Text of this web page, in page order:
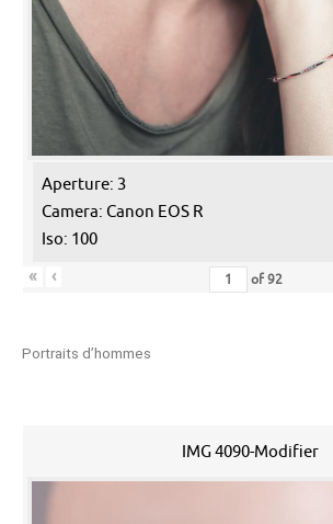
Aperture: 3
Camera: Canon EOS R
Iso: 100
«
‹ of92
Portraits d’hommes
IMG 4090-Modifier